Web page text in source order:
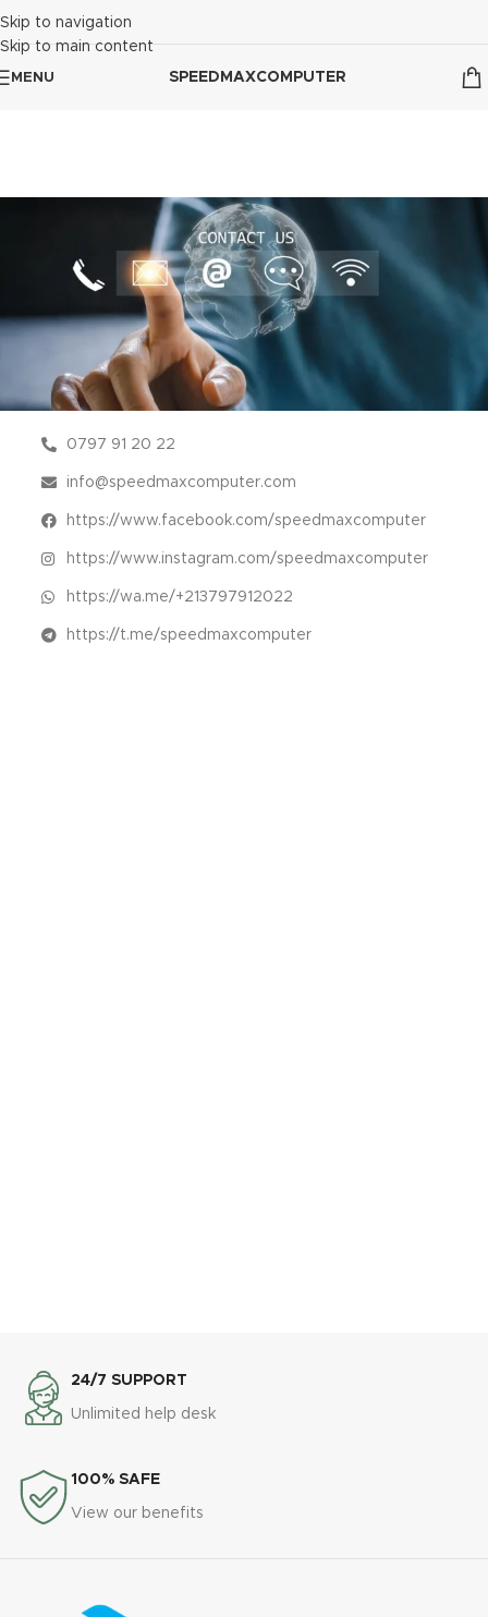
Skip to navigation
Skip to main content
MENU SPEEDMAXCOMPUTER
0797 91 20 22
info@speedmaxcomputer.com
https://www.facebook.com/speedmaxcomputer
https://www.instagram.com/speedmaxcomputer
https://wa.me/+213797912022
https://t.me/speedmaxcomputer
24/7 SUPPORT
Unlimited help desk
100% SAFE
View our benefits